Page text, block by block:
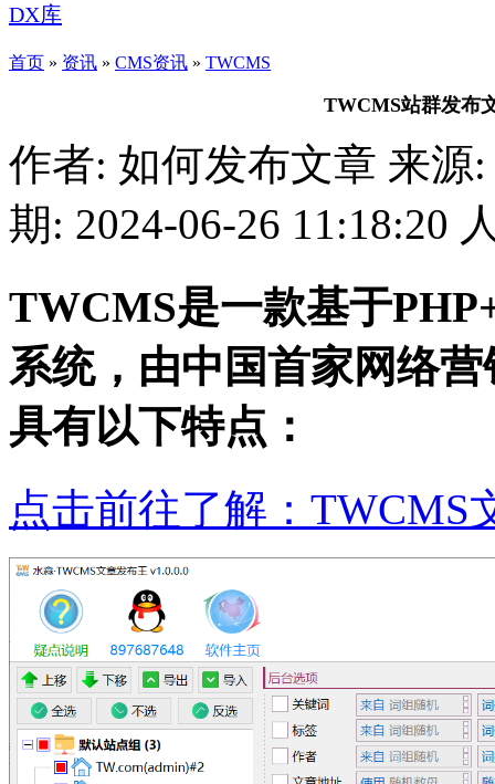
DX库
首页 » 资讯 » CMS资讯 » TWCMS
TWCMS站群发布
作者: 如何发布文章 来源
期: 2024-06-26 11:18:20
TWCMS是一款基于
系统，由中国首家网络
具有以下特点：
点击前往了解：TWCMS